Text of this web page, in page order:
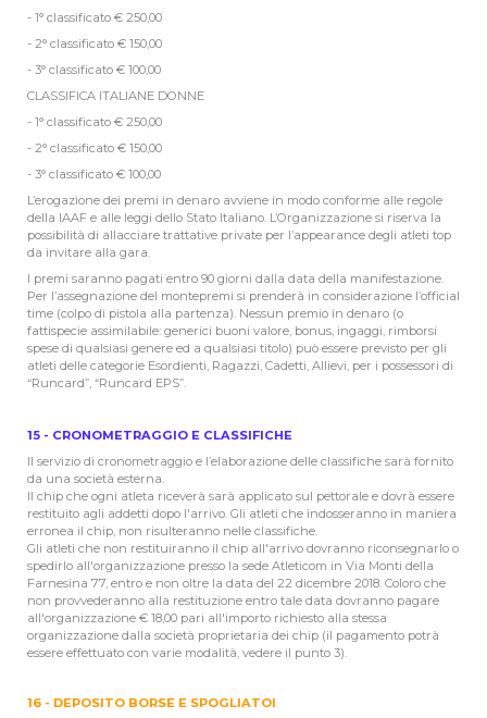
- 1° classificato € 250,00
- 2° classificato € 150,00
- 3° classificato € 100,00
CLASSIFICA ITALIANE DONNE
- 1° classificato € 250,00
- 2° classificato € 150,00
- 3° classificato € 100,00
L’erogazione dei premi in denaro avviene in modo conforme alle regole
della IAAF e alle leggi dello Stato Italiano. L’Organizzazione si riserva la
possibilità di allacciare trattative private per l’appearance degli atleti top
da invitare alla gara.
I premi saranno pagati entro 90 giorni dalla data della manifestazione.
Per l’assegnazione del montepremi si prenderà in considerazione l’official
time (colpo di pistola alla partenza). Nessun premio in denaro (o
fattispecie assimilabile: generici buoni valore, bonus, ingaggi, rimborsi
spese di qualsiasi genere ed a qualsiasi titolo) può essere previsto per gli
atleti delle categorie Esordienti, Ragazzi, Cadetti, Allievi, per i possessori di
“Runcard”, “Runcard EPS”.
15 - CRONOMETRAGGIO E CLASSIFICHE
Il servizio di cronometraggio e l’elaborazione delle classifiche sarà fornito
da una società esterna.
Il chip che ogni atleta riceverà sarà applicato sul pettorale e dovrà essere
restituito agli addetti dopo l'arrivo. Gli atleti che indosseranno in maniera
erronea il chip, non risulteranno nelle classifiche.
Gli atleti che non restituiranno il chip all'arrivo dovranno riconsegnarlo o
spedirlo all'organizzazione presso la sede Atleticom in Via Monti della
Farnesina 77, entro e non oltre la data del 22 dicembre 2018. Coloro che
non provvederanno alla restituzione entro tale data dovranno pagare
all'organizzazione € 18,00 pari all'importo richiesto alla stessa
organizzazione dalla società proprietaria dei chip (il pagamento potrà
essere effettuato con varie modalità, vedere il punto 3).
16 - DEPOSITO BORSE E SPOGLIATOI